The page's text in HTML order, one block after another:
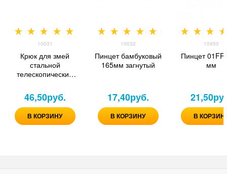
10031
Крюк для змей
стальной
телескопический
46,50руб.
В КОРЗИНУ
10032
Пинцет бамбуковый
165мм загнутый
17,40руб.
В КОРЗИНУ
10950
Пинцет
мм
21,50
В